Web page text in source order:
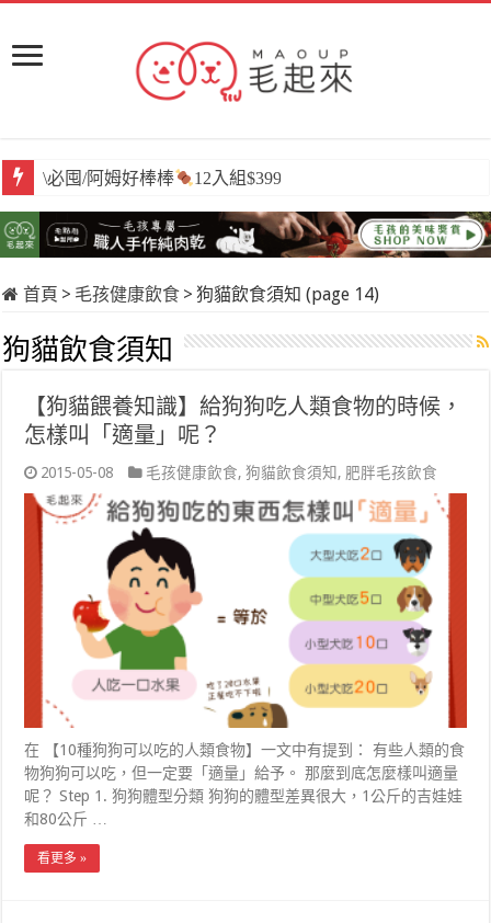
\必囤/阿姆好棒棒 12入組$399
首頁 > 毛孩健康飲食 > 狗貓飲食須知 (page 14)
狗貓飲食須知
【狗貓餵養知識】給狗狗吃人類食物的時候，
怎樣叫「適量」呢？
2015-05-08 毛孩健康飲食,狗貓飲食須知, 肥胖毛孩飲食
在 【10種狗狗可以吃的人類食物】一文中有提到： 有些人類的食
物狗狗可以吃，但一定要「適量」給予。 那麼到底怎麼樣叫適量
呢？ Step 1. 狗狗體型分類 狗狗的體型差異很大，1公斤的吉娃娃
和80公斤 …
看更多 »